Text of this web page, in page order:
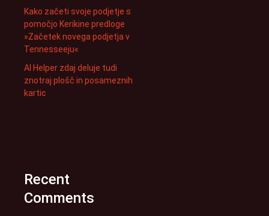
Kako začeti svoje podjetje s
pomočjo Kerikine predloge
»Začetek novega podjetja v
Tennesseeju«
AI Helper zdaj deluje tudi
znotraj plošč in posameznih
kartic
Recent
Comments